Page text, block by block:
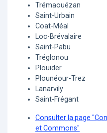
Trémaouézan
Saint-Urbain
Coat-Méal
Loc-Brévalaire
Saint-Pabu
Tréglonou
Plouider
Plounéour-Trez
Lanarvily
Saint-Frégant
Consulter la page
et Commons"